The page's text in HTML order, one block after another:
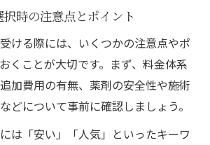
時の注意点とポイント
ける際には、いくつかの注意点やポ
くことが大切です。まず、料金体系
加費用の有無、薬剤の安全性や施術
どについて事前に確認しましょう。
は「安い」「人気」といったキーワ